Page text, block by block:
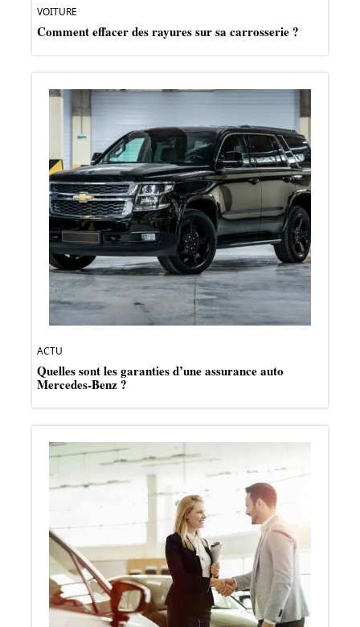
VOITURE
Comment effacer des rayures sur sa carrosserie ?
ACTU
Quelles sont les garanties d’une assurance auto
Mercedes-Benz ?